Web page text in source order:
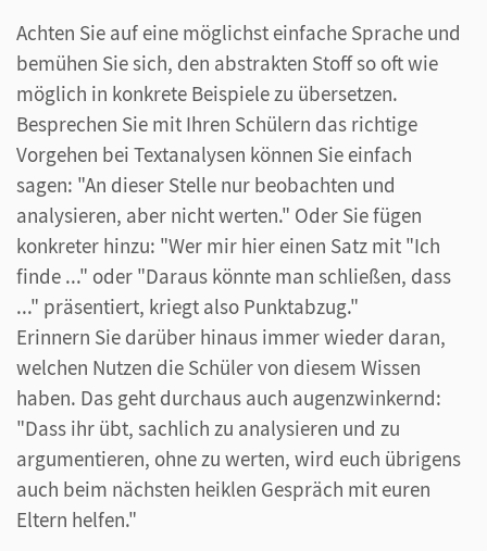
Achten Sie auf eine möglichst einfache Sprache und
bemühen Sie sich, den abstrakten Stoff so oft wie
möglich in konkrete Beispiele zu übersetzen.
Besprechen Sie mit Ihren Schülern das richtige
Vorgehen bei Textanalysen können Sie einfach
sagen: "An dieser Stelle nur beobachten und
analysieren, aber nicht werten." Oder Sie fügen
konkreter hinzu: "Wer mir hier einen Satz mit "Ich
finde ..." oder "Daraus könnte man schließen, dass
..." präsentiert, kriegt also Punktabzug."
Erinnern Sie darüber hinaus immer wieder daran,
welchen Nutzen die Schüler von diesem Wissen
haben. Das geht durchaus auch augenzwinkernd:
"Dass ihr übt, sachlich zu analysieren und zu
argumentieren, ohne zu werten, wird euch übrigens
auch beim nächsten heiklen Gespräch mit euren
Eltern helfen."